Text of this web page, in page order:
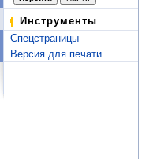
Инструменты
Спецстраницы
Версия для печати